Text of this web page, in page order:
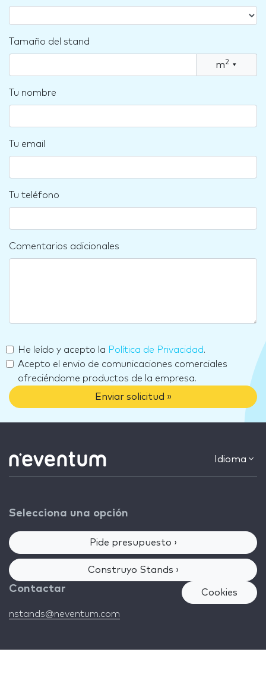
Tamaño del stand
m2 ▾
Tu nombre
Tu email
Tu teléfono
Comentarios adicionales
He leído y acepto la Política de Privacidad.
Acepto el envio de comunicaciones comerciales
ofreciéndome productos de la empresa.
Enviar solicitud »
Idioma
Selecciona una opción
Pide presupuesto ›
Construyo Stands ›
Contactar
nstands@neventum.com
Cookies